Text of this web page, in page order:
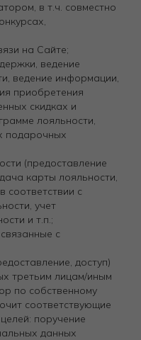
в т.ч. совместно
на Сайте;
ведение
ведение информации,
приобретения
скидках и
лояльности,
подарочных
(предоставление
карты лояльности,
соответствии с
учет
и т.п.;
с
доступ)
третьим лицам/иным
по собственному
соответствующие
поручение
данных